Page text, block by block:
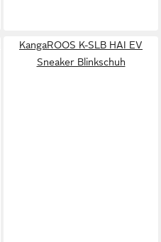
KangaROOS K-SLB HAI EV
Sneaker Blinkschuh